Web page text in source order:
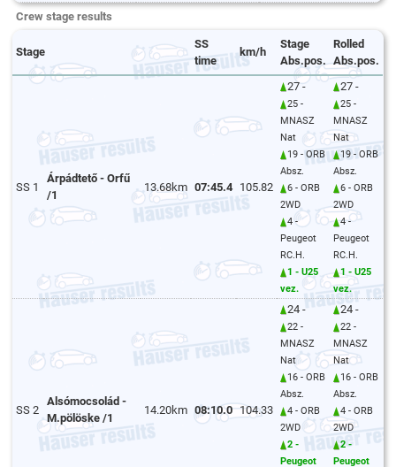
Crew stage results
Stage
SS
time
km/h
Stage
Abs.pos.
Rolled
Abs.pos.
SS 1
Árpádtető - Orfű
/1
13.68km 07:45.4 105.82
27 -
25 -
MNASZ
Nat
19 - ORB
Absz.
6 - ORB
2WD
4 -
Peugeot
RC.H.
1 - U25
vez.
27 -
25 -
MNASZ
Nat
19 - ORB
Absz.
6 - ORB
2WD
4 -
Peugeot
RC.H.
1 - U25
vez.
SS 2
Alsómocsolád -
M.pölöske /1
14.20km 08:10.0 104.33
24 -
22 -
MNASZ
Nat
16 - ORB
Absz.
4 - ORB
2WD
2 -
Peugeot
24 -
22 -
MNASZ
Nat
16 - ORB
Absz.
4 - ORB
2WD
2 -
Peugeot